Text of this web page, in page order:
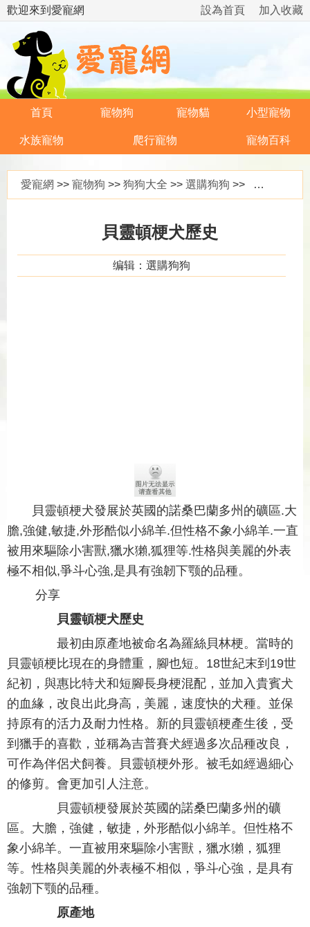
歡迎來到愛寵網 加入收藏
設為首頁
首頁 寵物狗 寵物貓 小型寵物
水族寵物 爬行寵物 寵物百科
愛寵網 >> 寵物狗 >> 狗狗大全 >> 選購狗狗 >> 貝靈頓梗犬歷史
貝靈頓梗犬歷史
编辑：選購狗狗
貝靈頓梗犬發展於英國的諾桑巴蘭多州的礦區.大
膽,強健,敏捷,外形酷似小綿羊.但性格不象小綿羊.一直
被用來驅除小害獸,獵水獺,狐狸等.性格與美麗的外表
極不相似,爭斗心強,是具有強韌下颚的品種。
分享
貝靈頓梗犬歷史
最初由原產地被命名為羅絲貝林梗。當時的
貝靈頓梗比現在的身體重，腳也短。18世紀末到19世
紀初，與惠比特犬和短腳長身梗混配，並加入貴賓犬
的血緣，改良出此身高，美麗，速度快的犬種。並保
持原有的活力及耐力性格。新的貝靈頓梗產生後，受
到獵手的喜歡，並稱為吉普賽犬經過多次品種改良，
可作為伴侶犬飼養。貝靈頓梗外形。被毛如經過細心
的修剪。會更加引人注意。
貝靈頓梗發展於英國的諾桑巴蘭多州的礦
區。大膽，強健，敏捷，外形酷似小綿羊。但性格不
象小綿羊。一直被用來驅除小害獸，獵水獺，狐狸
等。性格與美麗的外表極不相似，爭斗心強，是具有
強韌下颚的品種。
原產地